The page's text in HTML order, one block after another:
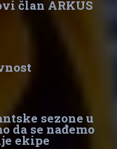
član ARKUS
sezone u
da se nađemo
ekipe